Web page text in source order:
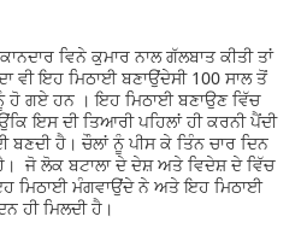
ਵਿਨੇ ਕੁਮਾਰ ਨਾਲ ਗੱਲਬਾਤ ਕੀਤੀ ਤਾਂ
ਵੀ ਇਹ ਮਿਠਾਈ ਬਣਾਉਂਦੇਸੀ 100 ਸਾਲ ਤੋਂ
ਗਏ ਹਨ । ਇਹ ਮਿਠਾਈ ਬਣਾਉਣ ਵਿੱਚ
ਇਸ ਦੀ ਤਿਆਰੀ ਪਹਿਲਾਂ ਹੀ ਕਰਨੀ ਪੈਂਦੀ
ਹੈ। ਚੌਲਾਂ ਨੂੰ ਪੀਸ ਕੇ ਤਿੰਨ ਚਾਰ ਦਿਨ
ਜੋ ਲੋਕ ਬਟਾਲਾ ਦੇ ਦੇਸ਼ ਅਤੇ ਵਿਦੇਸ਼ ਦੇ ਵਿੱਚ
ਮਿਠਾਈ ਮੰਗਵਾਉਂਦੇ ਨੇ ਅਤੇ ਇਹ ਮਿਠਾਈ
ਹੀ ਮਿਲਦੀ ਹੈ।